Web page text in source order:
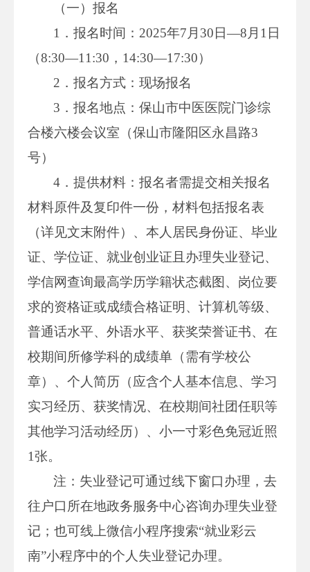
（一）报名
1．报名时间：2025年7月30日—8月1日
（8:30—11:30，14:30—17:30）
2．报名方式：现场报名
3．报名地点：保山市中医医院门诊综
合楼六楼会议室（保山市隆阳区永昌路3
号）
4．提供材料：报名者需提交相关报名
材料原件及复印件一份，材料包括报名表
（详见文末附件）、本人居民身份证、毕业
证、学位证、就业创业证且办理失业登记、
学信网查询最高学历学籍状态截图、岗位要
求的资格证或成绩合格证明、计算机等级、
普通话水平、外语水平、获奖荣誉证书、在
校期间所修学科的成绩单（需有学校公
章）、个人简历（应含个人基本信息、学习
实习经历、获奖情况、在校期间社团任职等
其他学习活动经历）、小一寸彩色免冠近照
1张。
注：失业登记可通过线下窗口办理，去
往户口所在地政务服务中心咨询办理失业登
记；也可线上微信小程序搜索“就业彩云
南”小程序中的个人失业登记办理。